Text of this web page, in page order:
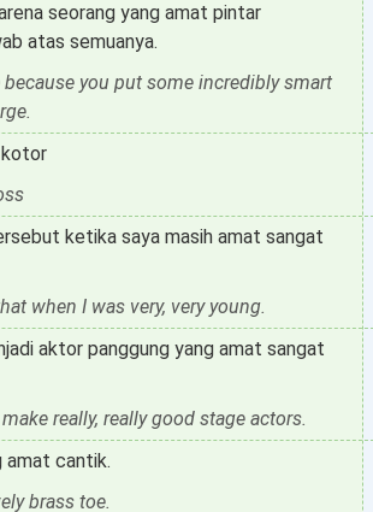
seorang yang amat pintar
atas semuanya.
you put some incredibly smart
ketika saya masih amat sangat
when I was very, very young.
aktor panggung yang amat sangat
really, really good stage actors.
amat cantik.
brass toe.